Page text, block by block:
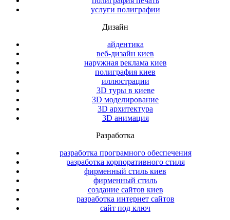
услуги полиграфии
Дизайн
айдентика
веб-дизайн киев
наружная реклама киев
полиграфия киев
иллюстрации
3D туры в киеве
3D моделирование
3D архитектура
3D анимация
Разработка
разработка програмного обеспечения
разработка корпоративного стиля
фирменный стиль киев
фирменный стиль
создание сайтов киев
разработка интернет сайтов
сайт под ключ